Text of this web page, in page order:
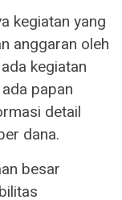
kegiatan yang
anggaran oleh
kegiatan
papan
detail
dana.
besar